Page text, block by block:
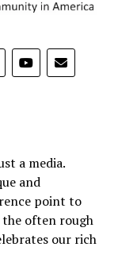
a media.
and
point to
often rough
our rich